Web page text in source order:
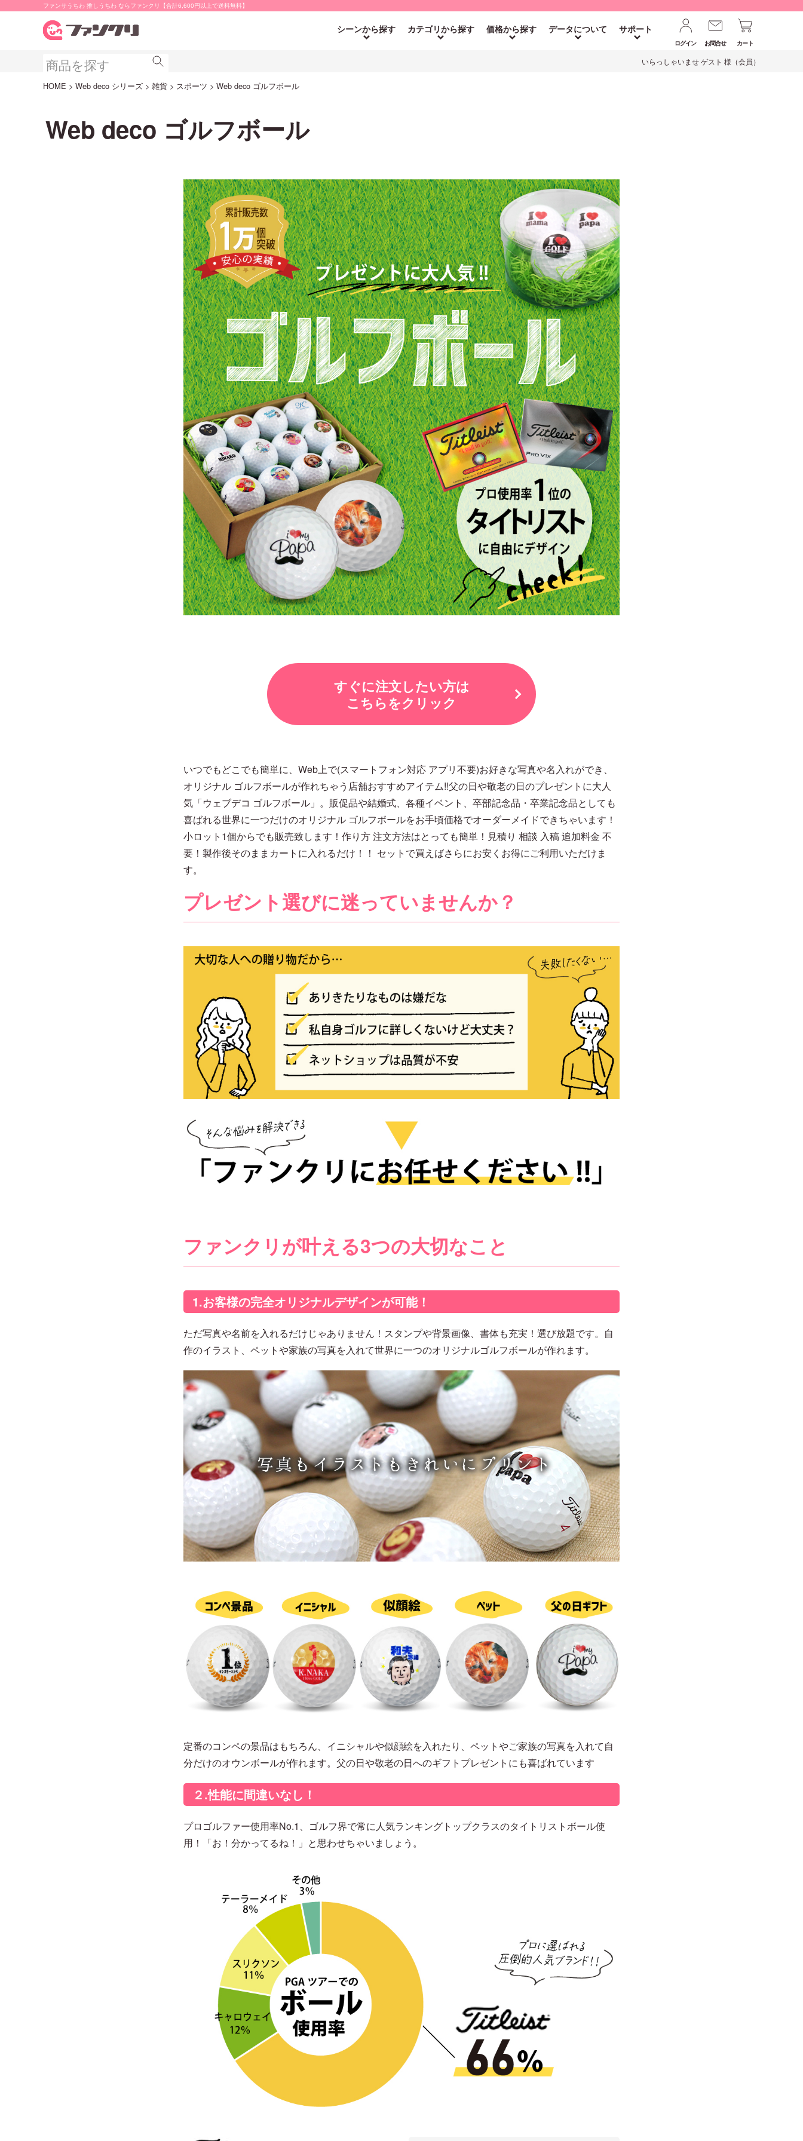
ファンサうちわ 推しうちわ ならファンクリ【合計6,600円以上で送料無料】
シーンから探す カテゴリから探す 価格から探す データについて サポート
ログイン お問合せ カート
いらっしゃいませ ゲスト 様（会員）
HOME Web deco シリーズ 雑貨 スポーツ Web deco ゴルフボール
Web deco ゴルフボール
すぐに注文したい方は
こちらをクリック
いつでもどこでも簡単に、Web上で(スマートフォン対応 アプリ不要)お好きな写真や名入れができ、
オリジナル ゴルフボールが作れちゃう店舗おすすめアイテム!!父の日や敬老の日のプレゼントに大人
気「ウェブデコ ゴルフボール」。販促品や結婚式、各種イベント、卒部記念品・卒業記念品としても
喜ばれる世界に一つだけのオリジナル ゴルフボールをお手頃価格でオーダーメイドできちゃいます！
小ロット1個からでも販売致します！作り方 注文方法はとっても簡単！見積り 相談 入稿 追加料金 不
要！製作後そのままカートに入れるだけ！！ セットで買えばさらにお安くお得にご利用いただけま
す。
プレゼント選びに迷っていませんか？
ファンクリが叶える3つの大切なこと
1.お客様の完全オリジナルデザインが可能！
ただ写真や名前を入れるだけじゃありません！スタンプや背景画像、書体も充実！選び放題です。自
作のイラスト、ペットや家族の写真を入れて世界に一つのオリジナルゴルフボールが作れます。
定番のコンペの景品はもちろん、イニシャルや似顔絵を入れたり、ペットやご家族の写真を入れて自
分だけのオウンボールが作れます。父の日や敬老の日へのギフトプレゼントにも喜ばれています
２.性能に間違いなし！
プロゴルファー使用率No.1、ゴルフ界で常に人気ランキングトップクラスのタイトリストボール使
用！「お！分かってるね！」と思わせちゃいましょう。